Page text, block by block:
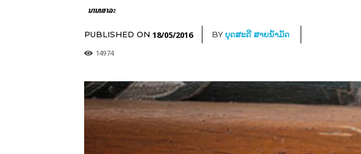
ນານາສາລະ
PUBLISHED ON 18/05/2016 BYບຸດສະດີ ສາຍນ້ຳມັດ
14974